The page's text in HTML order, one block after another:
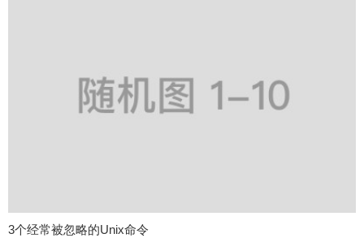
3个经常被忽略的Unix命令